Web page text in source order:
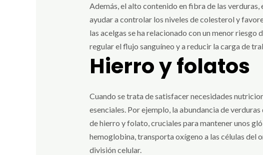
Además, el alto contenido en fibra de las
ayudar a controlar los niveles de colesterol y
las acelgas se ha relacionado con un menor
regular el flujo sanguíneo y a reducir la carga de
Hierro y folatos
Cuando se trata de satisfacer necesidades
esenciales. Por ejemplo, la abundancia de
de hierro y folato, cruciales para mantener unos
hemoglobina, transporta oxígeno a las células del
división celular.